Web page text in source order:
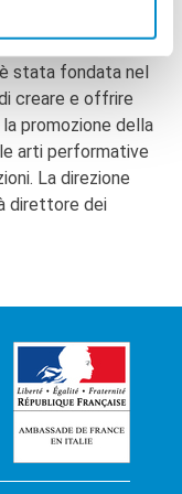
stata fondata nel
creare e offrire
promozione della
arti performative
La direzione
direttore dei